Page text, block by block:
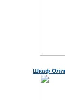
Шкаф